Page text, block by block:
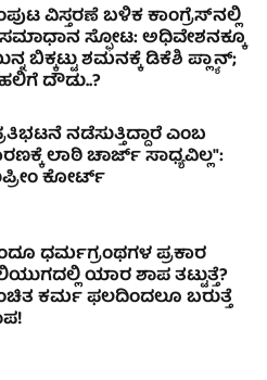
ವಿಸ್ತರಣೆ ಬಳಿಕ ಕಾಂಗ್ರೆಸ್‌ನಲ್ಲಿ
ಸ್ಫೋಟ: ಅಧಿವೇಶನಕ್ಕೂ
ಬಿಕ್ಕಟ್ಟು ಶಮನಕ್ಕೆ ಡಿಕೆಶಿ ಪ್ಲ್ಯಾನ್‌;
ದೌಡು..?
ನಡೆಸುತ್ತಿದ್ದಾರೆ ಎಂಬ
ಲಾಠಿ ಚಾರ್ಜ್ ಸಾಧ್ಯವಿಲ್ಲ":
ಕೋರ್ಟ್
ಧರ್ಮಗ್ರಂಥಗಳ ಪ್ರಕಾರ
ಯಾರ ಶಾಪ ತಟ್ಟುತ್ತೆ?
ಕರ್ಮ ಫಲದಿಂದಲೂ ಬರುತ್ತೆ